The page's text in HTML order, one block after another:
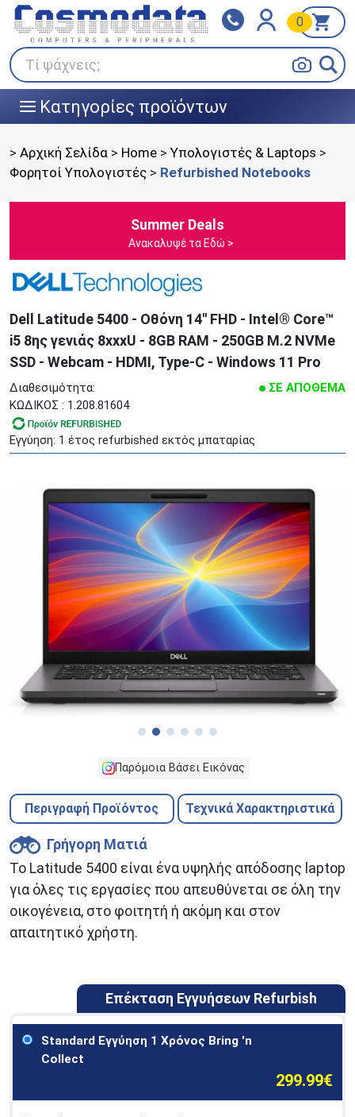
Τί ψάχνεις;
0
||| Κατηγορίες προϊόντων
Klarna
Πληρώστε σε 3
άτοκες δόσεις
BOX NOW
> Αρχική Σελίδα > Home > Υπολογιστές & Laptops >
Φορητοί Υπολογιστές > Refurbished Notebooks
Summer Deals
Ανακαλυψέ τα Εδώ >
Dell Latitude 5400 - Oθόνη 14'' FHD - Intel® Core™
i5 8ης γενιάς 8xxxU - 8GB RAM - 250GB Μ.2 NVMe
SSD - Webcam - HDMI, Type-C - Windows 11 Pro
Διαθεσιμότητα:
ΣΕ ΑΠΟΘΕΜΑ
ΚΩΔΙΚΟΣ : 1.208.81604
Εγγύηση: 1 έτος refurbished εκτός μπαταρίας
Παρόμοια Βάσει Εικόνας
Περιγραφή Προϊόντος Τεχνικά Χαρακτηριστικά
Γρήγορη Ματιά
Το Latitude 5400 είναι ένα υψηλής απόδοσης laptop
για όλες τις εργασίες που απευθύνεται σε όλη την
οικογένεια, στο φοιτητή ή ακόμη και στον
απαιτητικό χρήστη.
Επέκταση Εγγυήσεων Refurbish
Standard Εγγύηση 1 Χρόνος Bring 'n
Collect
299.99€